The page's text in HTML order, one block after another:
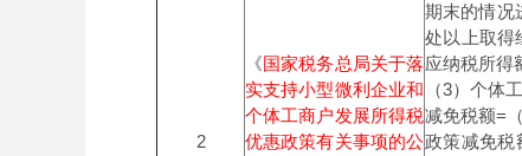
2
《国家税务总局关于落
实支持小型微利企业和
个体工商户发展所得税
优惠政策有关事项的公
期末的情况
处以上取得
应纳税所得
（3）个体
减免税额=
政策减免税